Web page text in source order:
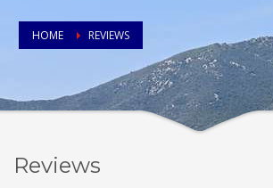
HOME REVIEWS
Reviews